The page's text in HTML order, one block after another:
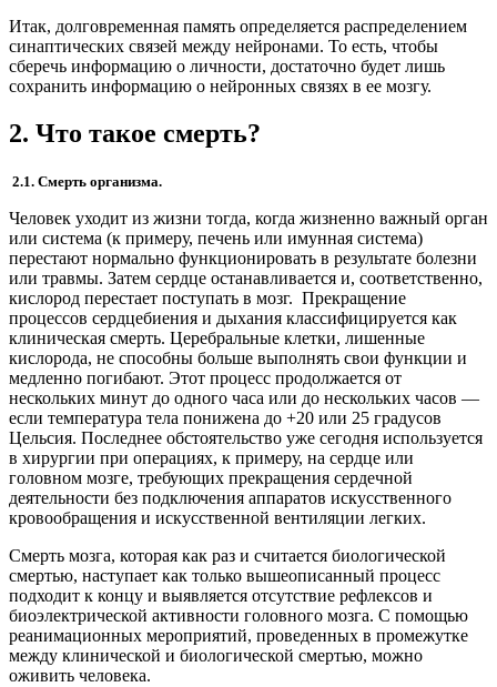
Итак, долговременная память определяется распределением
синаптических связей между нейронами. То есть, чтобы
сберечь информацию о личности, достаточно будет лишь
сохранить информацию о нейронных связях в ее мозгу.
2. Что такое смерть?
2.1. Смерть организма.
Человек уходит из жизни тогда, когда жизненно важный орган
или система (к примеру, печень или имунная система)
перестают нормально функционировать в результате болезни
или травмы. Затем сердце останавливается и, соответственно,
кислород перестает поступать в мозг. Прекращение
процессов сердцебиения и дыхания классифицируется как
клиническая смерть. Церебральные клетки, лишенные
кислорода, не способны больше выполнять свои функции и
медленно погибают. Этот процесс продолжается от
нескольких минут до одного часа или до нескольких часов —
если температура тела понижена до +20 или 25 градусов
Цельсия. Последнее обстоятельство уже сегодня используется
в хирургии при операциях, к примеру, на сердце или
головном мозге, требующих прекращения сердечной
деятельности без подключения аппаратов искусственного
кровообращения и искусственной вентиляции легких.
Смерть мозга, которая как раз и считается биологической
смертью, наступает как только вышеописанный процесс
подходит к концу и выявляется отсутствие рефлексов и
биоэлектрической активности головного мозга. С помощью
реанимационных мероприятий, проведенных в промежутке
между клинической и биологической смертью, можно
оживить человека.